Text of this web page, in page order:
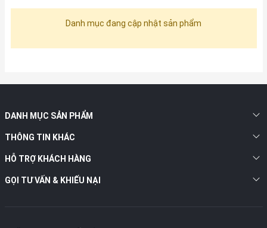
Danh mục đang cập nhật sản phẩm
DANH MỤC SẢN PHẨM
THÔNG TIN KHÁC
HỖ TRỢ KHÁCH HÀNG
GỌI TƯ VẤN & KHIẾU NẠI